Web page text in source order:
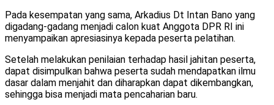
Pada kesempatan yang sama, Arkadius Dt Intan Bano yang
digadang-gadang menjadi calon kuat Anggota DPR RI ini
menyampaikan apresiasinya kepada peserta pelatihan.
Setelah melakukan penilaian terhadap hasil jahitan peserta,
dapat disimpulkan bahwa peserta sudah mendapatkan ilmu
dasar dalam menjahit dan diharapkan dapat dikembangkan,
sehingga bisa menjadi mata pencaharian baru.